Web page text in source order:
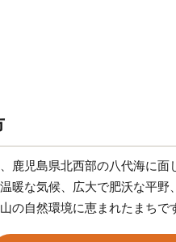
鹿児島県北西部の八代海に面
暖な気候、広大で肥沃な平野
の自然環境に恵まれたまちで